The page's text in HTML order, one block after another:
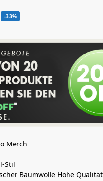
-33%
Merch
Stil
Baumwolle Hohe Qualität